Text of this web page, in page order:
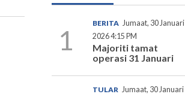
1
BERITA Jumaat, 30 Januari
2026 4:15 PM
Majoriti tamat
operasi 31 Januari
TULAR Jumaat, 30 Januari